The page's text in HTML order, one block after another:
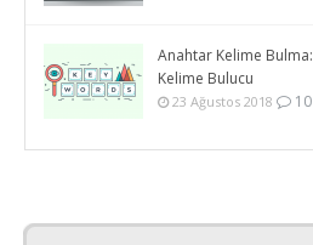
Anahtar Kelime
Kelime Bulucu
23 Ağustos 2018 10